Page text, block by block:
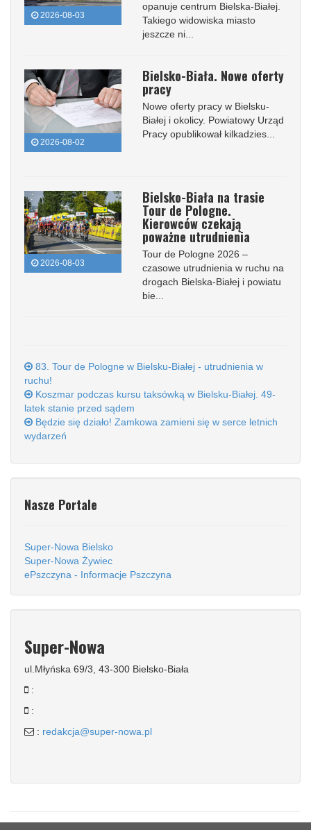
2026-08-03
opanuje centrum Bielska-Białej.
Takiego widowiska miasto
jeszcze ni...
2026-08-02
Bielsko-Biała. Nowe oferty
pracy
Nowe oferty pracy w Bielsku-
Białej i okolicy. Powiatowy Urząd
Pracy opublikował kilkadzies...
2026-08-03
Bielsko-Biała na trasie
Tour de Pologne.
Kierowców czekają
poważne utrudnienia
Tour de Pologne 2026 –
czasowe utrudnienia w ruchu na
drogach Bielska-Białej i powiatu
bie...
83. Tour de Pologne w Bielsku-Białej - utrudnienia w
ruchu!
Koszmar podczas kursu taksówką w Bielsku-Białej. 49-
latek stanie przed sądem
Będzie się działo! Zamkowa zamieni się w serce letnich
wydarzeń
Nasze Portale
Super-Nowa Bielsko
Super-Nowa Żywiec
ePszczyna - Informacje Pszczyna
Super-Nowa
ul.Młyńska 69/3, 43-300 Bielsko-Biała
:
:
: redakcja@super-nowa.pl